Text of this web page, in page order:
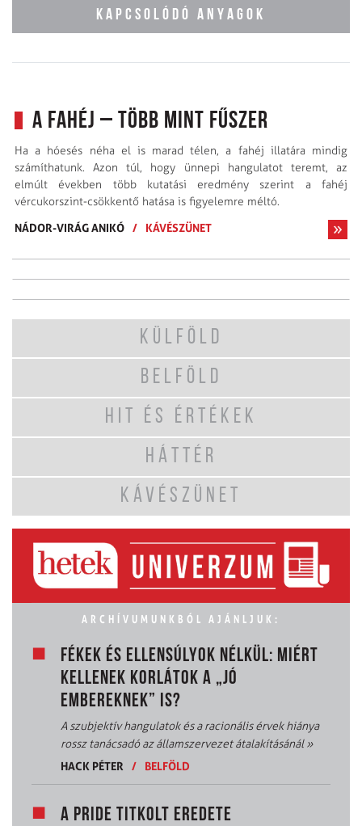
KAPCSOLÓDÓ ANYAGOK
A fahéj – több mint fűszer
Ha a hóesés néha el is marad télen, a fahéj illatára mindig
számíthatunk. Azon túl, hogy ünnepi hangulatot teremt, az
elmúlt években több kutatási eredmény szerint a fahéj
vércukorszint-csökkentő hatása is figyelemre méltó.
NÁDOR-VIRÁG ANIKÓ / KÁVÉSZÜNET
KÜLFÖLD
BELFÖLD
HIT ÉS ÉRTÉKEK
HÁTTÉR
KÁVÉSZÜNET
ARCHÍVUMUNKBÓL AJÁNLJUK:
FÉKEK ÉS ELLENSÚLYOK NÉLKÜL: MIÉRT
KELLENEK KORLÁTOK A „JÓ
EMBEREKNEK” IS?
A szubjektív hangulatok és a racionális érvek hiánya
rossz tanácsadó az államszervezet átalakításánál»
HACK PÉTER
/ BELFÖLD
A PRIDE TITKOLT EREDETE